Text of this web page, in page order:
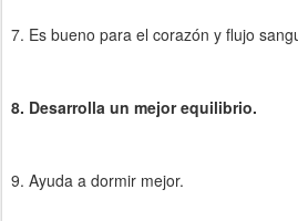
7. Es bueno para el corazón y flujo
8. Desarrolla un mejor equilibrio.
9. Ayuda a dormir mejor.